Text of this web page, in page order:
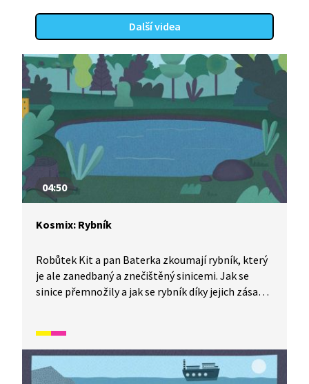
Další videa
04:50
Kosmix: Rybník
Robůtek Kit a pan Baterka zkoumají rybník, který
je ale zanedbaný a znečištěný sinicemi. Jak se
sinice přemnožily a jak se rybník díky jejich zásahu